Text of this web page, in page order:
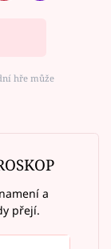
hře může
a
přejí.